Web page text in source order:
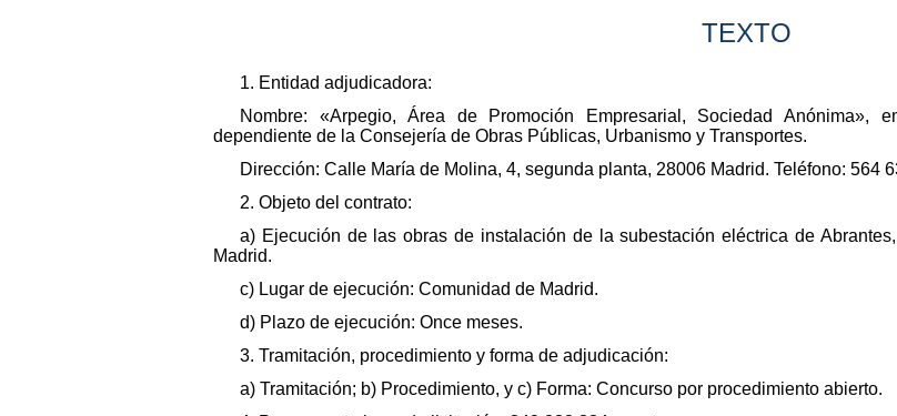
TEXTO
1. Entidad adjudicadora:
Nombre: «Arpegio, Área de Promoción Empresarial, Sociedad Anónima»,
dependiente de la Consejería de Obras Públicas, Urbanismo y Transportes.
Dirección: Calle María de Molina, 4, segunda planta, 28006 Madrid. Teléfono: 564
2. Objeto del contrato:
a) Ejecución de las obras de instalación de la subestación eléctrica de
Madrid.
c) Lugar de ejecución: Comunidad de Madrid.
d) Plazo de ejecución: Once meses.
3. Tramitación, procedimiento y forma de adjudicación:
a) Tramitación; b) Procedimiento, y c) Forma: Concurso por procedimiento abierto.